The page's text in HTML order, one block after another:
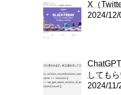
X（
2024/12/
しても
2024/11/